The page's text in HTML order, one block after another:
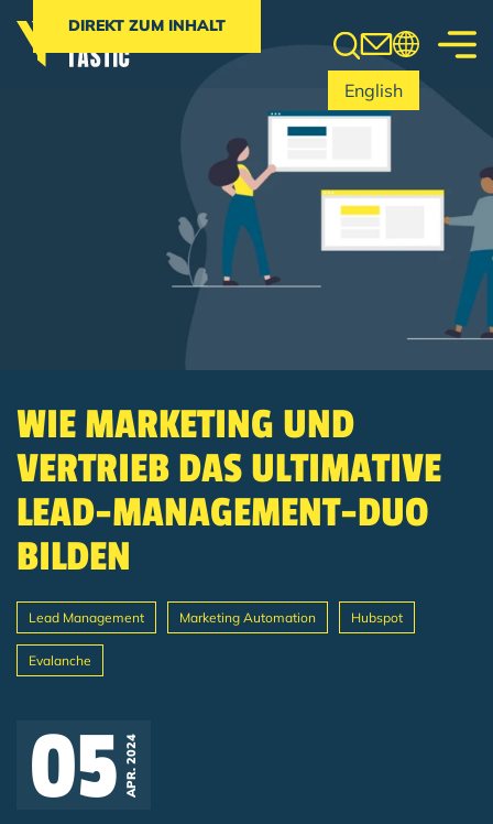
DIREKT ZUM INHALT
English
WIE MARKETING UND
VERTRIEB DAS ULTIMATIVE
LEAD-MANAGEMENT-DUO
BILDEN
Lead Management Marketing Automation Hubspot
Evalanche
05APR. 2024